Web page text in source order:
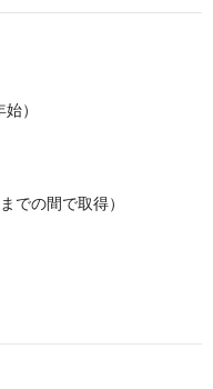
）
での間で取得）